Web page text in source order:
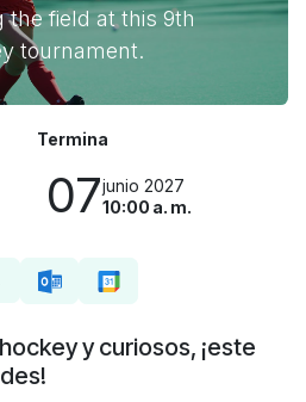
the field at this 9th
tournament.
Termina
07junio 2027
10:00 a. m.
y curiosos, ¡este